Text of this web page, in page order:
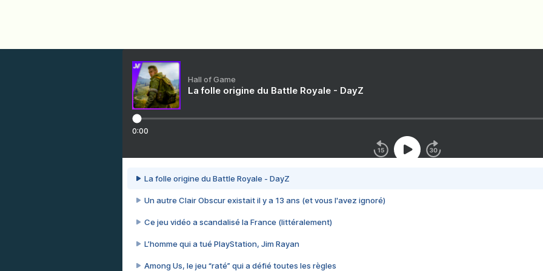
Hall of Game
La folle origine du Battle Royale - DayZ
0:00
La folle origine du Battle Royale - DayZ
Un autre Clair Obscur existait il y a 13 ans (et vous l'avez ignoré)
Ce jeu vidéo a scandalisé la France (littéralement)
L’homme qui a tué PlayStation, Jim Rayan
Among Us, le jeu “raté” qui a défié toutes les règles